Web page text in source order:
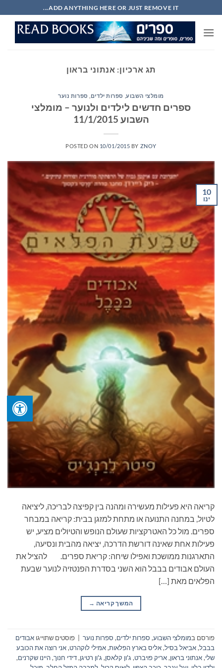
to
content
ADD ANYTHING HERE OR JUST REMOVE IT...
תג ארכיון: אנתוני בראון
מומלצי השבוע, ספרות ילדים ספרות נוער
ספרים חדשים לילדים ולנוער – מומלצי
השבוע 11/1/2015
POSTED ON 10/01/2015 BY ZNOY
10
ינו
קריאה היא פעילות מעשירה ומהנה בין קפיצה לבריכה, ליציאה
לטיול, במחנה התנועה או מתחת למזגן בבית: קריאה במבחר
ספרים. מול כל האטרקציות שעולם הנופש והטיולים מציע, יש
פעילות אחת שאינה דורשת הדרכה, יציאה מהבית ונסיעה,
התארגנות ממושכת ואפילו שיחה: קריאת ספרים. להציל את
העולם אבודים בבבל הוא השני בסדרת הפנטזיה לנוער שבעת
הפלאים מאת […]
המשך קריאה →
פורסם במומלצי השבוע, ספרות ילדים, ספרות נוער פוסטים שתוייגו אבודים
בבבל,אביאל בסיל,אליס בארץ הפלאות,אמילי לוקהרט,אני רוצה את הכובע
שלי,אנתוני בראון,אריק פויברט, ג'ון קלאסן, ג'ון רטיגן,דידי חנוך,היינו שקרנים,